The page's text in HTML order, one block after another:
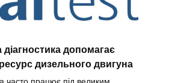
допомагає
дизельного двигуна